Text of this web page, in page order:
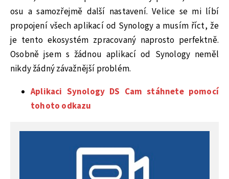
osu a samozřejmě další nastavení. Velice se mi líbí
propojení všech aplikací od Synology a musím říct, že
je tento ekosystém zpracovaný naprosto perfektně.
Osobně jsem s žádnou aplikací od Synology neměl
nikdy žádný závažnější problém.
Aplikaci Synology DS Cam stáhnete pomocí
tohoto odkazu